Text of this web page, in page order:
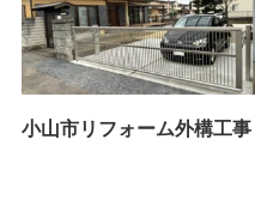
小山市リフォーム外構工事